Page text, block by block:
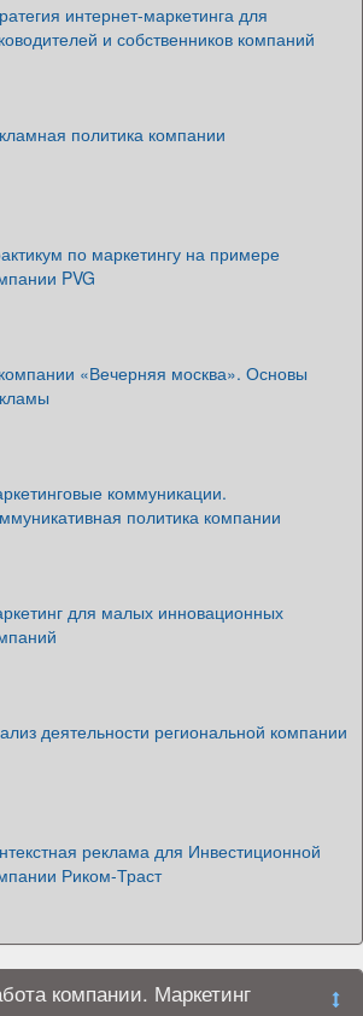
интернет-маркетинга для
и собственников компаний
политика компании
по маркетингу на примере
PVG
«Вечерняя москва». Основы
коммуникации.
политика компании
для малых инновационных
деятельности региональной компании
реклама для Инвестиционной
Риком-Траст
компании. Маркетинг